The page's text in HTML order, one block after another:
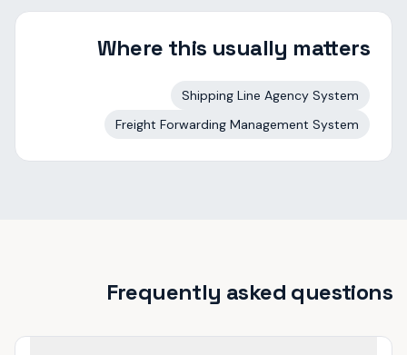
Where this usually matters
Shipping Line Agency System
Freight Forwarding Management System
Frequently asked questions